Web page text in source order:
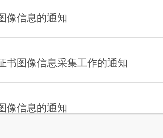
像信息的通知
书图像信息采集工作的通知
像信息的通知